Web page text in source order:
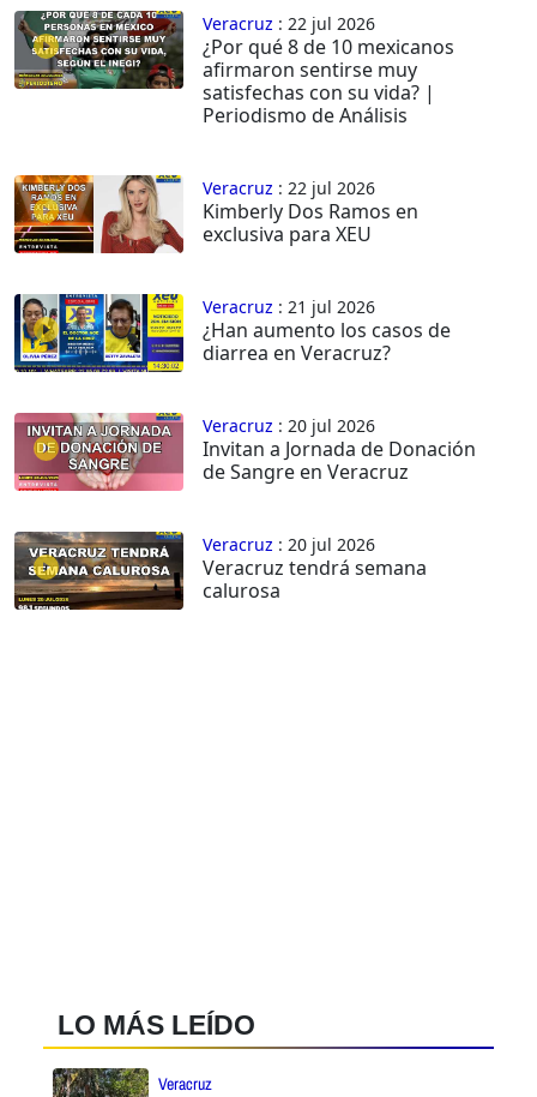
Veracruz : 22 jul 2026
¿Por qué 8 de 10 mexicanos
afirmaron sentirse muy
satisfechas con su vida? |
Periodismo de Análisis
Veracruz : 22 jul 2026
Kimberly Dos Ramos en
exclusiva para XEU
Veracruz : 21 jul 2026
¿Han aumento los casos de
diarrea en Veracruz?
Veracruz : 20 jul 2026
Invitan a Jornada de Donación
de Sangre en Veracruz
Veracruz : 20 jul 2026
Veracruz tendrá semana
calurosa
LO MÁS LEÍDO
Veracruz